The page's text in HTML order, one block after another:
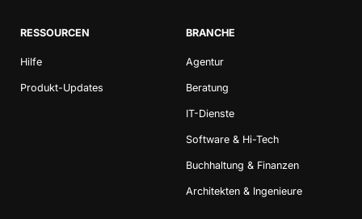
RESSOURCEN
Hilfe
Produkt-Updates
BRANCHE
Agentur
Beratung
IT-Dienste
Software & Hi-Tech
Buchhaltung & Finanzen
Architekten & Ingenieure